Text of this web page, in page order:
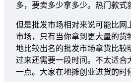
多，要卖多少拿多少。热门款式
但是批发市场相对来说可能比网
市场，只有当你拿到更大量的货
地比较出名的批发市场拿货比较
过来还需要一段时间。不太适合
一点。大家在地摊创业进货的时